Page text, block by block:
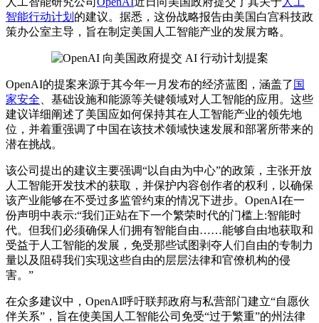
智能行动计划 的建议。据悉，这份战略报告由美国白宫科技政
策办公室主导，旨在制定美国人工智能产业的发展方略。
OpenAI的提案来源于其今年一月发布的经济蓝图，涵盖了 国
家安全 、基础设施和能源等关键领域对人工智能的应用。这些
建议详细阐述了美国应如何保持其在人工智能产业的领先地
位，并着重强调了中国在该技术领域快速发展和部署所带来的
潜在挑战。
该公司提出的建议主要强调“以自由为中心”的政策，主张开放
人工智能开发技术的获取，并保护内容创作者的权利，以确保
该产业能够在不受过多监管约束的情况下进步。OpenAI在一
份声明中表示:“我们正站在下一个繁荣时代的门槛上:智能时
代。但我们必须确保人们拥有智能自由……能够自由地获取和
受益于人工智能的发展，免受那些试图剥夺人们自由的专制力
量以及阻碍我们实现这些自由的层层法律和官僚机构的侵
害。”
在众多建议中，OpenAI呼吁联邦政府与私营部门建立“自愿伙
伴关系”，旨在使美国人工智能公司免受“过于繁重”的州法律